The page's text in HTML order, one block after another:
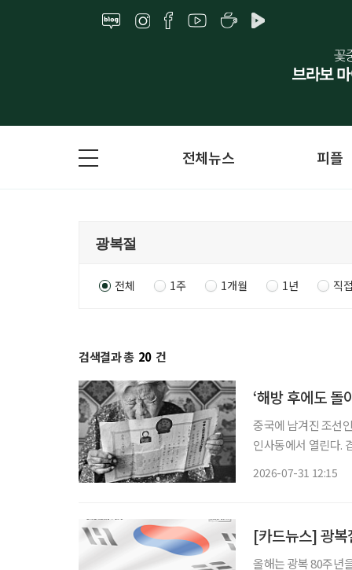
전체뉴스 피플
전체 1주 1개월 1년 직
검색결과 총 20 건
‘해방 후에도
중국에 남겨진 조선
인사동에서 열린다.
2026-07-31 12:15
[카드뉴스] 광복
올해는 광복 80주년